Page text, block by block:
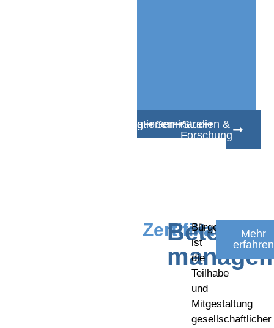
Beratung
EvaluationenSeminareStudien &
Forschung
Bürgerbeteiligung
ist
die
Teilhabe
und
Mitgestaltung
gesellschaftlicher
Mehr
erfahren